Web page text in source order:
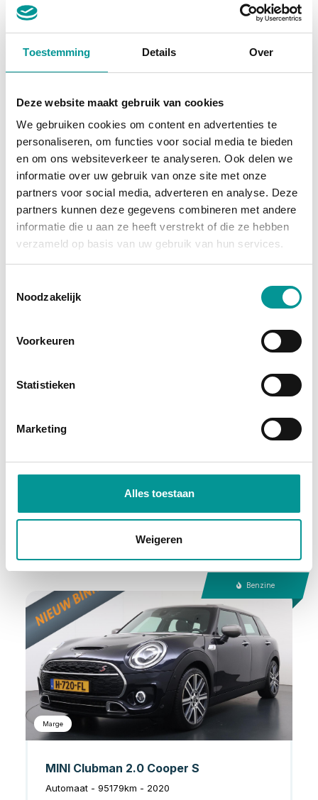
Toestemming Details Over
Deze website maakt gebruik van cookies
We gebruiken cookies om content en advertenties te
personaliseren, om functies voor social media te bieden
en om ons websiteverkeer te analyseren. Ook delen we
informatie over uw gebruik van onze site met onze
partners voor social media, adverteren en analyse. Deze
partners kunnen deze gegevens combineren met andere
informatie die u aan ze heeft verstrekt of die ze hebben
verzameld op basis van uw gebruik van hun services.
Noodzakelijk
Voorkeuren
Statistieken
Marketing
Alles toestaan
Weigeren
Audi A6 Avant 55 TFSI e quattro Competition Full Black
Automaat - 107778km - 2020
Deze auto bekijken
Benzine
Automaat - 58638km - 2024
Benzine
Marge
MINI Clubman 2.0 Cooper S
Automaat - 95179km - 2020